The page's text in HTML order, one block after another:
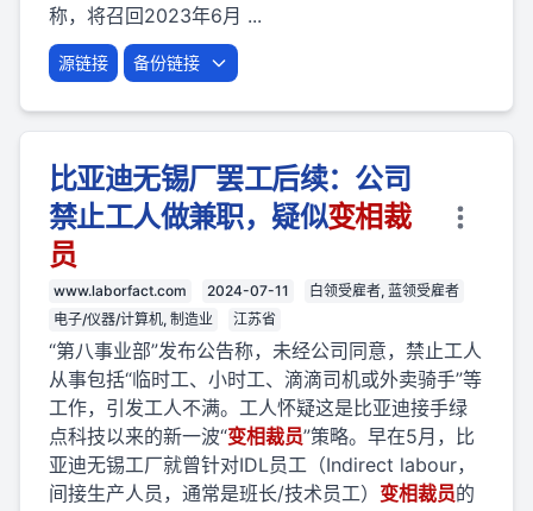
称，将召回2023年6月 ...
源链接 备份链接
比亚迪无锡厂罢工后续：公司
禁止工人做兼职，疑似变相裁
员
www.laborfact.com 2024-07-11
白领受雇者, 蓝领受雇者
电子/仪器/计算机, 制造业
江苏省
“第八事业部”发布公告称，未经公司同意，禁止工人
从事包括“临时工、小时工、滴滴司机或外卖骑手”等
工作，引发工人不满。工人怀疑这是比亚迪接手绿
点科技以来的新一波“变相裁员”策略。早在5月，比
亚迪无锡工厂就曾针对IDL员工（Indirect labour，
间接生产人员，通常是班长/技术员工） 变相裁员的